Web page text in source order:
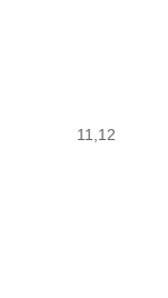
11,12